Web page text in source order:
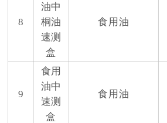
8
油中
桐油
速测
盒
食用油
9
食用
油中
速测
盒
食用油